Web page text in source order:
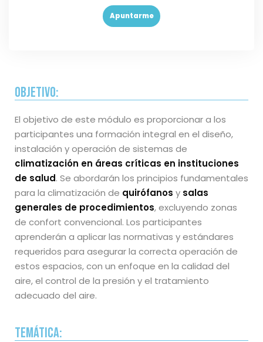
Apuntarme
Objetivo:
El objetivo de este módulo es proporcionar a los
participantes una formación integral en el diseño,
instalación y operación de sistemas de
climatización en áreas críticas en instituciones
de salud. Se abordarán los principios fundamentales
para la climatización de quirófanos y salas
generales de procedimientos, excluyendo zonas
de confort convencional. Los participantes
aprenderán a aplicar las normativas y estándares
requeridos para asegurar la correcta operación de
estos espacios, con un enfoque en la calidad del
aire, el control de la presión y el tratamiento
adecuado del aire.
Temática: